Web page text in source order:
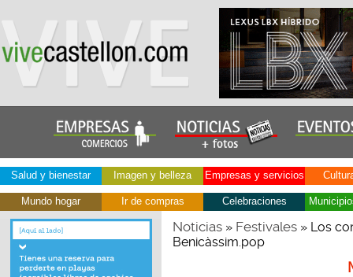
Salud y bienestar Imagen y belleza Empresas y servicios
Mundo hogar Ir de compras Celebraciones
Noticias» Festivales» Los
Benicàssim.pop